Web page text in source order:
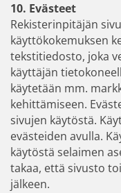
10. Evästeet
Rekisterinpitäjän
käyttökokemuksen
tekstitiedosto, joka
käyttäjän
käytetään mm.
kehittämiseen.
sivujen käytöstä.
evästeiden avulla.
käytöstä selaimen
takaa, että sivusto
jälkeen.